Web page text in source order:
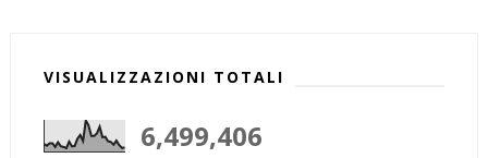
VISUALIZZAZIONI TOTALI
6,499,406